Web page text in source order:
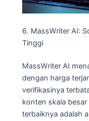
6. MassWriter AI:
Tinggi
MassWriter AI
dengan harga
verifikasinya
konten skala
terbaiknya adalah